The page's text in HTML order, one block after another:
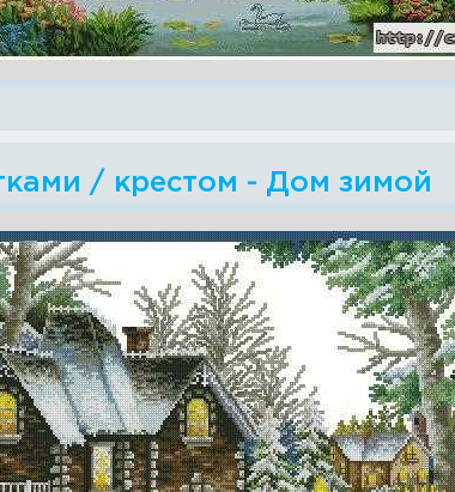
/ крестом - Дом зимой